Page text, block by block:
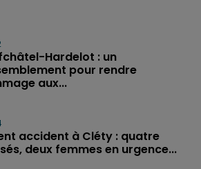
Hardelot : un
pour rendre
aux...
accident à Cléty : quatre
deux femmes en urgence...